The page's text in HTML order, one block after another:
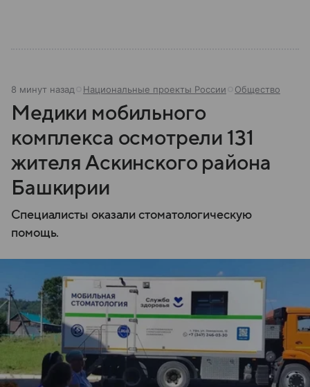
8 минут назад Национальные проекты России Общество
Медики мобильного
комплекса осмотрели 131
жителя Аскинского района
Башкирии
Специалисты оказали стоматологическую
помощь.